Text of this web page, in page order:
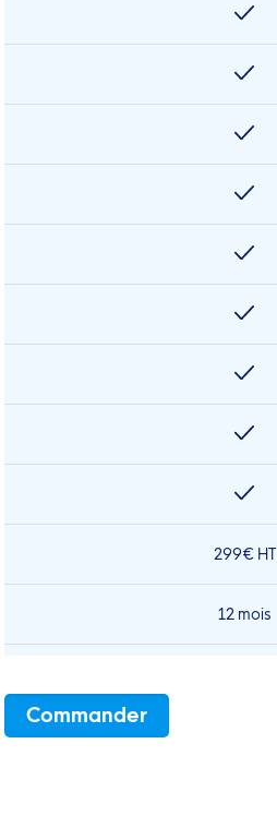
299€ HT
12 mois
Commander